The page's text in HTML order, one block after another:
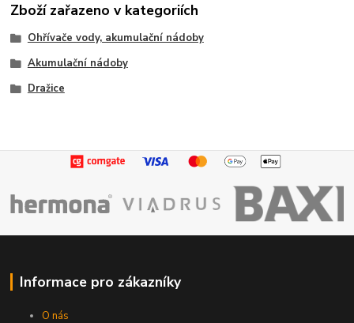
Zboží zařazeno v kategoriích
Ohřívače vody, akumulační nádoby
Akumulační nádoby
Dražice
Informace pro zákazníky
O nás